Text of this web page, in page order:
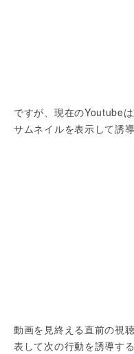
ですが、現在のYoutube
サムネイルを表示して誘
動画を見終える直前の視
表して次の行動を誘導す